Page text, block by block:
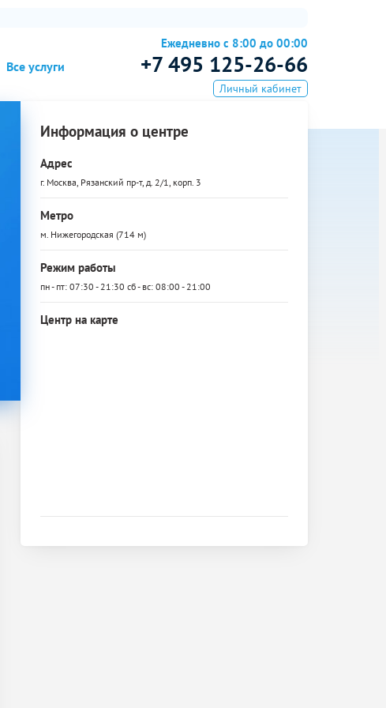
Все услуги
Ежедневно с 8:00 до 00:00
+7 495 125-26-66
Личный кабинет
Информация о центре
Адрес
г. Москва, Рязанский пр-т, д. 2/1, корп. 3
Метро
м. Нижегородская (714 м)
Режим работы
пн - пт: 07:30 - 21:30 сб - вс: 08:00 - 21:00
Центр на карте